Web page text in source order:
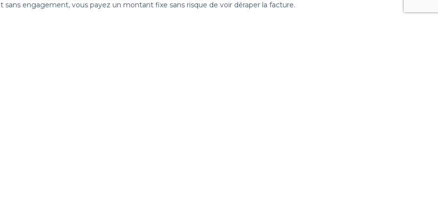
sans engagement, vous payez un montant fixe sans risque de voir déraper la facture.